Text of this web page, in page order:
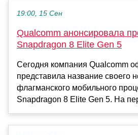
19:00, 15 Сен
Qualcomm анонсировала
Snapdragon 8 Elite Gen 5
Сегодня компания Qualcomm
представила название своего
флагманского мобильного
Snapdragon 8 Elite Gen 5. На